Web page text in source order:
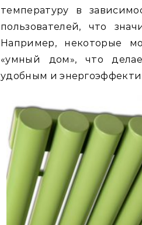
температуру в
пользователей, что
Например, некоторые
«умный дом», что
удобным и